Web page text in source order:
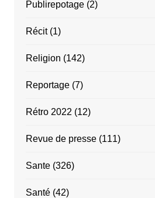
Publirepotage(2)
Récit(1)
Religion (142)
Reportage(7)
Rétro 2022 (12)
Revue de presse(111)
Sante(326)
Santé(42)